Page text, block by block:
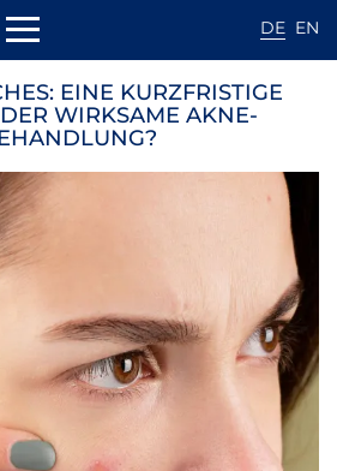
DE EN
EINE KURZFRISTIGE
WIRKSAME AKNE-